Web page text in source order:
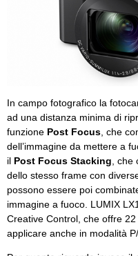
In campo fotografico la
ad una distanza minima di
funzione Post Focus, che
dell’immagine da mettere a
il Post Focus Stacking, che
dello stesso frame con
possono essere poi
immagine a fuoco. LUMIX
Creative Control, che offre
applicare anche in modalità